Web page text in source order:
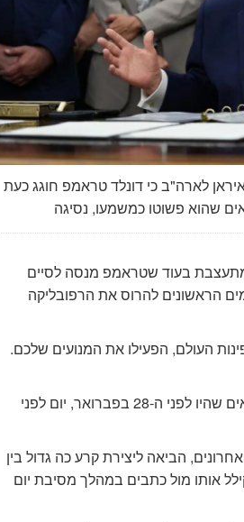
איראן לארה"ב כי דונלד טראמפ חוגג כעת
בעוד שטראמפ מנסה לסיים
הראשונים להרוס את הרפובליקה
העולם, הפעילו את המנועים שלכם.
על פי בעל טור בוושינגטון פוסט, טראמפ חוגג למעשה חזרה לתנאים שהיו לפני ה-28 בפברואר, יום לפני
הביאה ליצירת קרע כה גדול בין
אותו מול כתבים במהלך מסיבת יום